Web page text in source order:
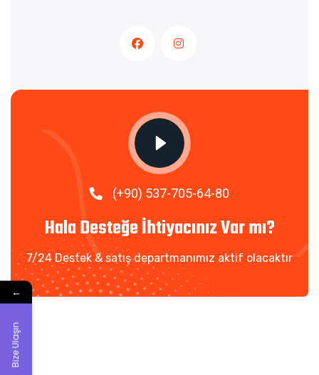
(+90) 537-705-64-80
Hala Desteğe İhtiyacınız Var mı?
7/24 Destek & satış departmanımız aktif olacaktır
←
Bize Ulaşın